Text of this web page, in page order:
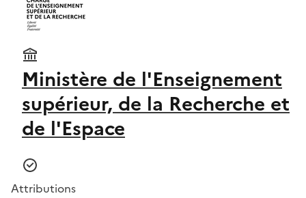
Ministère de l'Enseignement
supérieur, de la Recherche et
de l'Espace
Attributions